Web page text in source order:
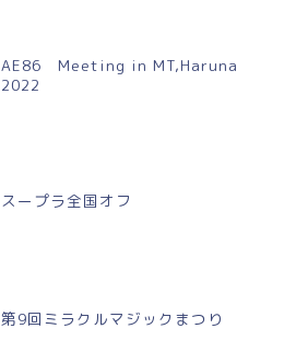
AE86 Meeting in MT,Haruna
2022
スープラ全国オフ
第9回ミラクルマジックまつり